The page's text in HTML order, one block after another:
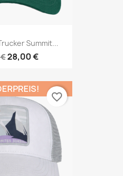
Summit...
28,00 €
favorite_border